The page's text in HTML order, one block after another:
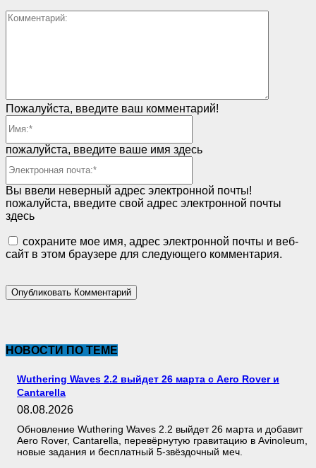
Пожалуйста, введите ваш комментарий!
пожалуйста, введите ваше имя здесь
Вы ввели неверный адрес электронной почты!
пожалуйста, введите свой адрес электронной почты
здесь
сохраните мое имя, адрес электронной почты и веб-
сайт в этом браузере для следующего комментария.
НОВОСТИ ПО ТЕМЕ
Wuthering Waves 2.2 выйдет 26 марта с Aero Rover и
Cantarella
08.08.2026
Обновление Wuthering Waves 2.2 выйдет 26 марта и добавит
Aero Rover, Cantarella, перевёрнутую гравитацию в Avinoleum,
новые задания и бесплатный 5-звёздочный меч.